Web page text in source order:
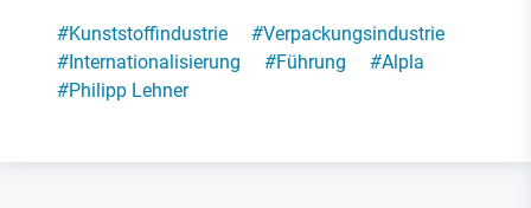
#Kunststoffindustrie #Verpackungsindustrie
#Internationalisierung #Führung #Alpla
#Philipp Lehner